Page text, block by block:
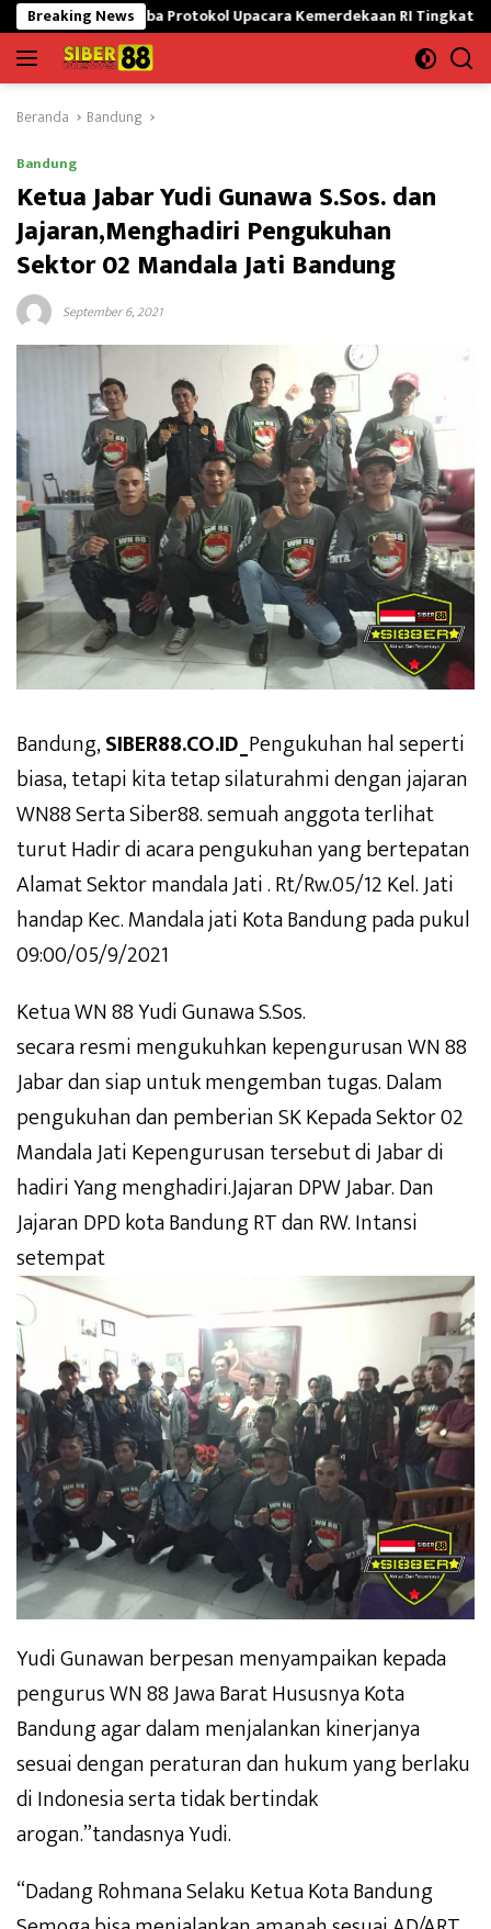
Langsung
ke
konten
Breaking News
Protokol Upacara Kemerdekaan RI Tingkat Nasional
Beranda Bandung
Bandung
Ketua Jabar Yudi Gunawa S.Sos. dan
Jajaran,Menghadiri Pengukuhan
Sektor 02 Mandala Jati Bandung
September 6, 2021
Bandung,SIBER88.CO.ID_ Pengukuhan hal seperti
biasa, tetapi kita tetap silaturahmi dengan jajaran
WN88 Serta Siber88. semuah anggota terlihat
turut Hadir di acara pengukuhan yang bertepatan
Alamat Sektor mandala Jati . Rt/Rw.05/12 Kel. Jati
handap Kec. Mandala jati Kota Bandung pada pukul
09:00/05/9/2021
Ketua WN 88 Yudi Gunawa S.Sos.
secara resmi mengukuhkan kepengurusan WN 88
Jabar dan siap untuk mengemban tugas. Dalam
pengukuhan dan pemberian SK Kepada Sektor 02
Mandala Jati Kepengurusan tersebut di Jabar di
hadiri Yang menghadiri.Jajaran DPW Jabar. Dan
Jajaran DPD kota Bandung RT dan RW. Intansi
setempat
Yudi Gunawan berpesan menyampaikan kepada
pengurus WN 88 Jawa Barat Hususnya Kota
Bandung agar dalam menjalankan kinerjanya
sesuai dengan peraturan dan hukum yang berlaku
di Indonesia serta tidak bertindak
arogan.”tandasnya Yudi.
“Dadang Rohmana Selaku Ketua Kota Bandung